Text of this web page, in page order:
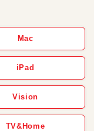
Mac
iPad
Vision
TV&Home